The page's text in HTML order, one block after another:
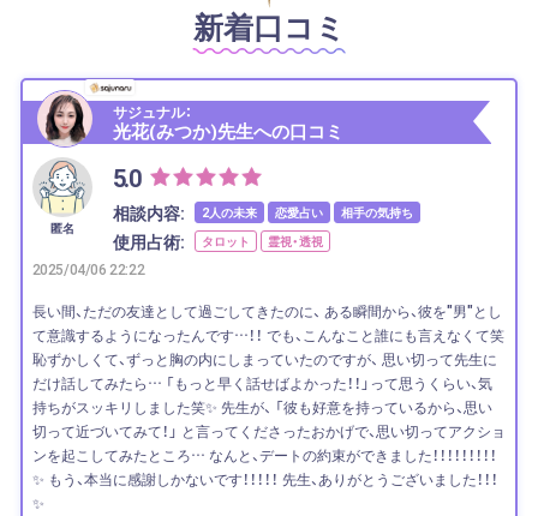
新着口コミ
サジュナル：
光花(みつか)先生への口コミ
匿名
5.0
相談内容: 2人の未来 恋愛占い 相手の気持ち
使用占術: タロット 霊視・透視
2025/04/06 22:22
長い間、ただの友達として過ごしてきたのに、 ある瞬間から、彼を"男"とし
て意識するようになったんです…！！ でも、こんなこと誰にも言えなくて笑
恥ずかしくて、ずっと胸の内にしまっていたのですが、 思い切って先生に
だけ話してみたら… 「もっと早く話せばよかった！！」って思うくらい、気
持ちがスッキリしました笑✨ 先生が、 「彼も好意を持っているから、思い
切って近づいてみて！」 と言ってくださったおかげで、思い切ってアクショ
ンを起こしてみたところ… なんと、デートの約束ができました！！！！！！！！！
✨ もう、本当に感謝しかないです！！！！！ 先生、ありがとうございました！！！
✨